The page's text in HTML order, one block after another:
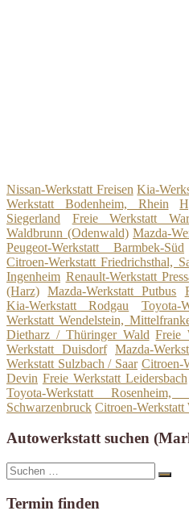
Nissan-Werkstatt Freisen Kia-
Werkstatt Bodenheim, Rhein
Siegerland
Freie Werkstatt
Waldbrunn (Odenwald) Mazda-
Peugeot-Werkstatt Barmbek-Süd
Citroen-Werkstatt Friedrichsthal,
Ingenheim Renault-Werkstatt
(Harz)
Mazda-Werkstatt Putbus
Kia-Werkstatt Rodgau
Toyota-
Werkstatt Wendelstein,
Dietharz / Thüringer Wald Freie
Werkstatt Duisdorf Mazda-
Werkstatt Sulzbach / Saar Citroen-
Devin Freie Werkstatt Leidersbach
Toyota-Werkstatt Rosenheim,
Schwarzenbruck Citroen-Werkstatt
Autowerkstatt suchen
Suche
nach:
Termin finden